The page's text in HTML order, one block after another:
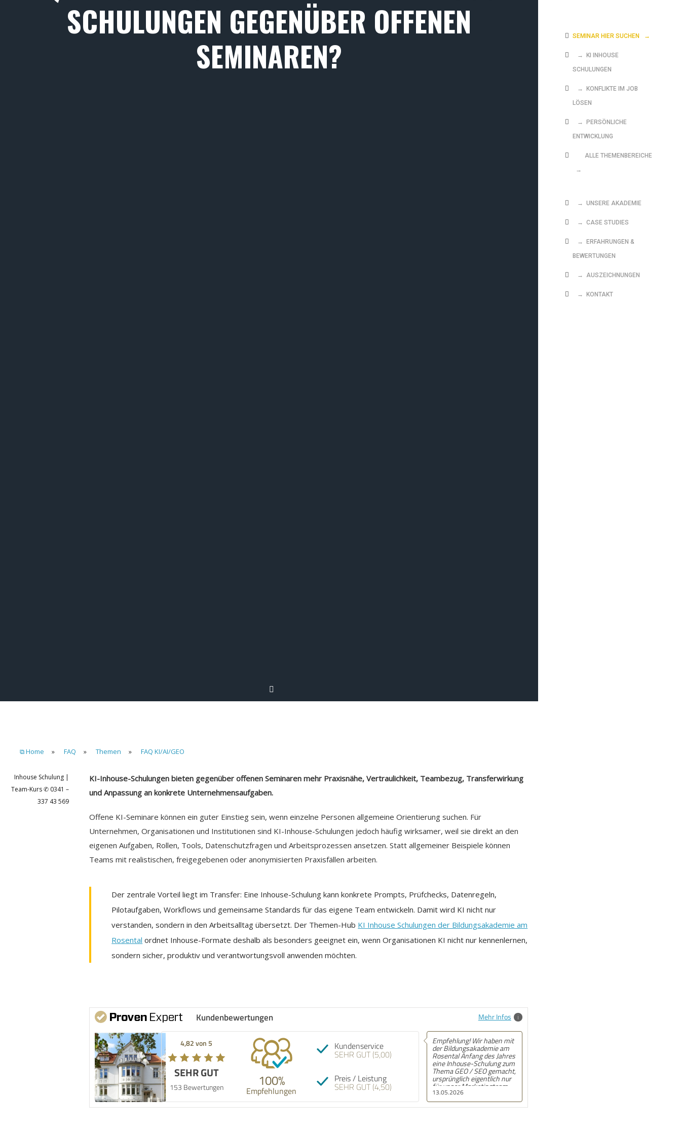
SEMINAR HIER SUCHEN →
→ KI INHOUSE
SCHULUNGEN
→ KONFLIKTE IM JOB
LÖSEN
→ PERSÖNLICHE
ENTWICKLUNG
ALLE THEMENBEREICHE
→
→ UNSERE AKADEMIE
→ CASE STUDIES
→ ERFAHRUNGEN &
BEWERTUNGEN
→ AUSZEICHNUNGEN
→ KONTAKT
SCHULUNGEN GEGENÜBER OFFENEN
SEMINAREN?
⧉ Home » FAQ » Themen » FAQ KI/AI/GEO
Inhouse Schulung |
Team-Kurs ✆ 0341 –
337 43 569
KI-Inhouse-Schulungen bieten gegenüber offenen Seminaren mehr Praxisnähe, Vertraulichkeit, Teambezug, Transferwirkung
und Anpassung an konkrete Unternehmensaufgaben.
Offene KI-Seminare können ein guter Einstieg sein, wenn einzelne Personen allgemeine Orientierung suchen. Für
Unternehmen, Organisationen und Institutionen sind KI-Inhouse-Schulungen jedoch häufig wirksamer, weil sie direkt an den
eigenen Aufgaben, Rollen, Tools, Datenschutzfragen und Arbeitsprozessen ansetzen. Statt allgemeiner Beispiele können
Teams mit realistischen, freigegebenen oder anonymisierten Praxisfällen arbeiten.
Der zentrale Vorteil liegt im Transfer: Eine Inhouse-Schulung kann konkrete Prompts, Prüfchecks, Datenregeln,
Pilotaufgaben, Workflows und gemeinsame Standards für das eigene Team entwickeln. Damit wird KI nicht nur
verstanden, sondern in den Arbeitsalltag übersetzt. Der Themen-Hub KI Inhouse Schulungen der Bildungsakademie am
Rosental ordnet Inhouse-Formate deshalb als besonders geeignet ein, wenn Organisationen KI nicht nur kennenlernen,
sondern sicher, produktiv und verantwortungsvoll anwenden möchten.
Mehr Infos
Kundenbewertungen
4,82 von 5
SEHR GUT
153 Bewertungen 100%
Empfehlungen
Kundenservice
SEHR GUT (5,00)
Preis / Leistung
SEHR GUT (4,50)
13.05.2026
Empfehlung! Wir haben mit
der Bildungsakademie am
Rosental Anfang des Jahres
ursprünglich eigentlich nur
für unser Marketingteam
mit acht Leuten. Am Ende
saßen dann aber auch
Kollegen aus Vertrieb,
24.09.2025
Empfehlung! Angebot kam
schnell und auf den Punkt.
Schön, wenn beim
Telefonat wirklich jemand
zuhört. War gut!